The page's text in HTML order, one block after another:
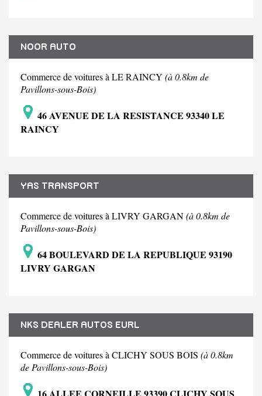
NOOR AUTO
Commerce de voitures à LE RAINCY (à 0.8km de
Pavillons-sous-Bois)
46 AVENUE DE LA RESISTANCE 93340 LE
RAINCY
YAS TRANSPORT
Commerce de voitures à LIVRY GARGAN(à 0.8km de
Pavillons-sous-Bois)
64 BOULEVARD DE LA REPUBLIQUE 93190
LIVRY GARGAN
NKS DEALER AUTOS EURL
Commerce de voitures à CLICHY SOUS BOIS (à 0.8km
de Pavillons-sous-Bois)